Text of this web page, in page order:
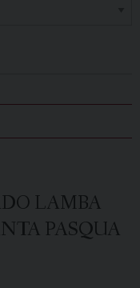
LAMBA
PASQUA